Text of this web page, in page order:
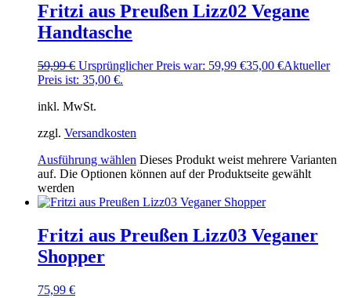
Fritzi aus Preußen Lizz02 Vegane
Handtasche
59,99€ Ursprünglicher Preis war: 59,99 €35,00 €Aktueller
Preis ist: 35,00 €.
inkl. MwSt.
zzgl. Versandkosten
Ausführung wählen Dieses Produkt weist mehrere Varianten
auf. Die Optionen können auf der Produktseite gewählt
werden
Fritzi aus Preußen Lizz03 Veganer
Shopper
75,99 €